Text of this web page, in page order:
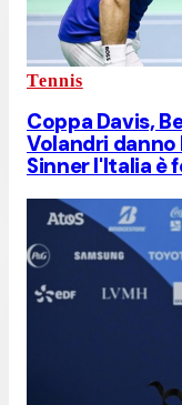
Tennis
Coppa Davis,
Volandri danno
Sinner l'Italia è